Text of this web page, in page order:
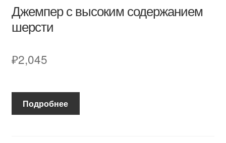
Джемпер с высоким содержанием
шерсти
₽2,045
Подробнее